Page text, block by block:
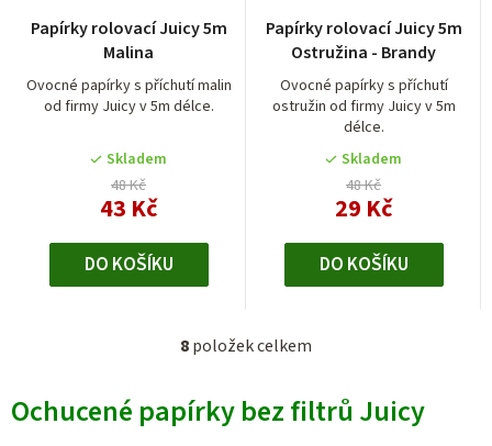
Papírky rolovací Juicy 5m
Malina
Ovocné papírky s příchutí malin
od firmy Juicy v 5m délce.
Skladem
48 Kč
43 Kč
DO KOŠÍKU
Papírky rolovací Juicy 5m
Ostružina - Brandy
Ovocné papírky s příchutí
ostružin od firmy Juicy v 5m
délce.
Skladem
48 Kč
29 Kč
DO KOŠÍKU
O
l
8položek celkem
Ochucené papírky bez filtrů Juicy